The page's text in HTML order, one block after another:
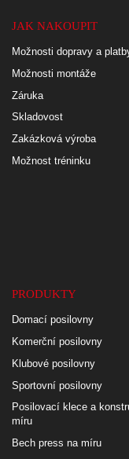
JAK NAKOUPIT
Možnosti dopravy a
Možnosti montáže
Záruka
Skladovost
Zakázková výroba
Možnost tréninku
PRODUKTY
Domací posilovny
Komerční posilovny
Klubové posilovny
Sportovní posilovny
Posilovací klece a
míru
Bech press na míru